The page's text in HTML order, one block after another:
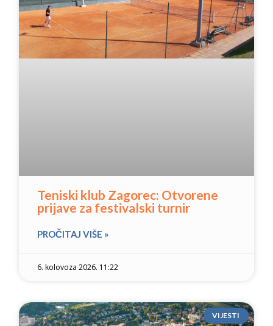
Teniski klub Zagorec: Otvorene
prijave za festivalski turnir
PROČITAJ VIŠE »
6. kolovoza 2026. 11:22
VIJESTI